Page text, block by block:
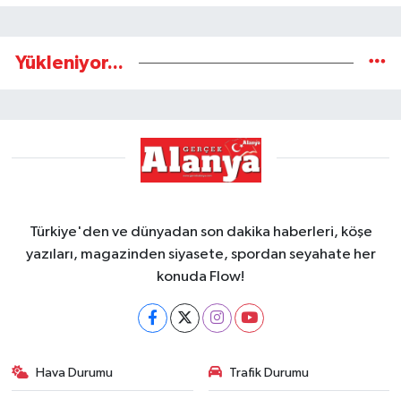
Yükleniyor...
Türkiye'den ve dünyadan son dakika haberleri, köşe
yazıları, magazinden siyasete, spordan seyahate her
konuda Flow!
Hava Durumu Trafik Durumu